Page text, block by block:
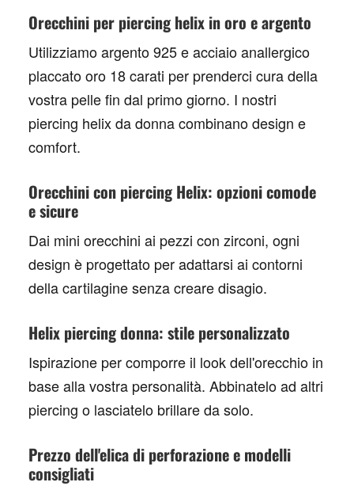
Orecchini per piercing helix in oro e argento
Utilizziamoargento 925e acciaio anallergico
placcato oro 18 carati per prenderci cura della
vostra pelle fin dal primo giorno. I nostri
piercing helix da donnacombinano design e
comfort.
Orecchini con piercing Helix: opzioni comode
e sicure
Dai mini orecchini ai pezzi con zirconi, ogni
design è progettato per adattarsi ai contorni
della cartilagine senza creare disagio.
Helix piercing donna: stile personalizzato
Ispirazione per comporre il look dell'orecchio in
base alla vostra personalità. Abbinatelo ad altri
piercing o lasciatelo brillare da solo.
Prezzo dell'elica di perforazione e modelli
consigliati